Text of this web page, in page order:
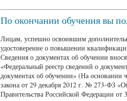
По окончании обучения вы
Лицам, успешно освоившим
удостоверение о повышении
Сведения о документах об обучении
«Федеральный реестр сведений о
документах об обучении» (На основании
закона от 29 декабря 2012 г. № 273-ФЗ
Правительства Российской Федерации